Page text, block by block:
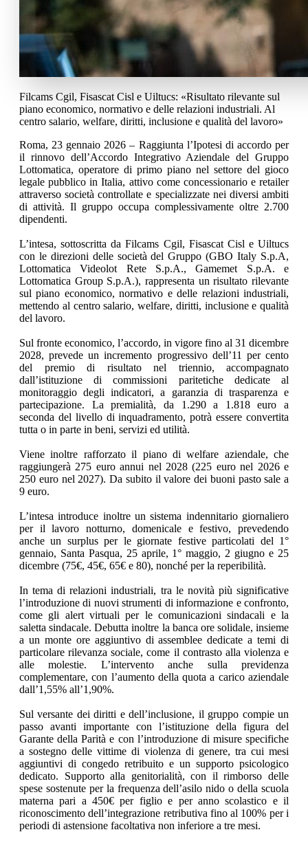
Filcams Cgil, Fisascat Cisl e Uiltucs: «Risultato rilevante sul
piano economico, normativo e delle relazioni industriali. Al
centro salario, welfare, diritti, inclusione e qualità del lavoro»
Roma, 23 gennaio 2026 – Raggiunta l’Ipotesi di accordo per
il rinnovo dell’Accordo Integrativo Aziendale del Gruppo
Lottomatica, operatore di primo piano nel settore del gioco
legale pubblico in Italia, attivo come concessionario e retailer
attraverso società controllate e specializzate nei diversi ambiti
di attività. Il gruppo occupa complessivamente oltre 2.700
dipendenti.
L’intesa, sottoscritta da Filcams Cgil, Fisascat Cisl e Uiltucs
con le direzioni delle società del Gruppo (GBO Italy S.p.A,
Lottomatica Videolot Rete S.p.A., Gamemet S.p.A. e
Lottomatica Group S.p.A.), rappresenta un risultato rilevante
sul piano economico, normativo e delle relazioni industriali,
mettendo al centro salario, welfare, diritti, inclusione e qualità
del lavoro.
Sul fronte economico, l’accordo, in vigore fino al 31 dicembre
2028, prevede un incremento progressivo dell’11 per cento
del premio di risultato nel triennio, accompagnato
dall’istituzione di commissioni paritetiche dedicate al
monitoraggio degli indicatori, a garanzia di trasparenza e
partecipazione. La premialità, da 1.290 a 1.818 euro a
seconda del livello di inquadramento, potrà essere convertita
tutta o in parte in beni, servizi ed utilità.
Viene inoltre rafforzato il piano di welfare aziendale, che
raggiungerà 275 euro annui nel 2028 (225 euro nel 2026 e
250 euro nel 2027). Da subito il valore dei buoni pasto sale a
9 euro.
L’intesa introduce inoltre un sistema indennitario giornaliero
per il lavoro notturno, domenicale e festivo, prevedendo
anche un surplus per le giornate festive particolati del 1°
gennaio, Santa Pasqua, 25 aprile, 1° maggio, 2 giugno e 25
dicembre (75€, 45€, 65€ e 80), nonché per la reperibilità.
In tema di relazioni industriali, tra le novità più significative
l’introduzione di nuovi strumenti di informazione e confronto,
come gli alert virtuali per le comunicazioni sindacali e la
saletta sindacale. Debutta inoltre la banca ore solidale, insieme
a un monte ore aggiuntivo di assemblee dedicate a temi di
particolare rilevanza sociale, come il contrasto alla violenza e
alle molestie. L’intervento anche sulla previdenza
complementare, con l’aumento della quota a carico aziendale
dall’1,55% all’1,90%.
Sul versante dei diritti e dell’inclusione, il gruppo compie un
passo avanti importante con l’istituzione della figura del
Garante della Parità e con l’introduzione di misure specifiche
a sostegno delle vittime di violenza di genere, tra cui mesi
aggiuntivi di congedo retribuito e un supporto psicologico
dedicato. Supporto alla genitorialità, con il rimborso delle
spese sostenute per la frequenza dell’asilo nido o della scuola
materna pari a 450€ per figlio e per anno scolastico e il
riconoscimento dell’integrazione retributiva fino al 100% per i
periodi di astensione facoltativa non inferiore a tre mesi.